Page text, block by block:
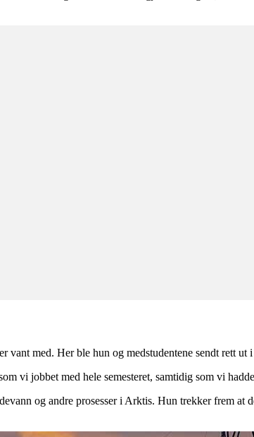
med. Her ble hun og medstudentene sendt rett ut
vi jobbet med hele semesteret, samtidig som vi
og andre prosesser i Arktis. Hun trekker frem